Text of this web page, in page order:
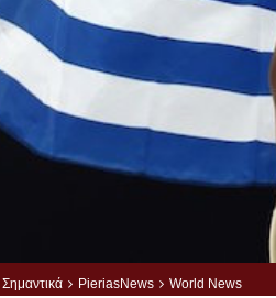
Σημαντικά PieriasNews World News